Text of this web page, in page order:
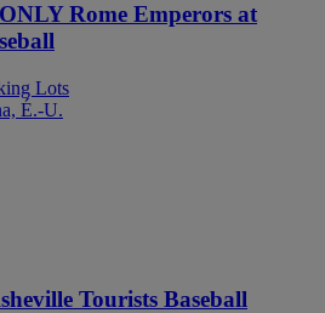
Rome Emperors at
Lots
É.-U.
Tourists Baseball